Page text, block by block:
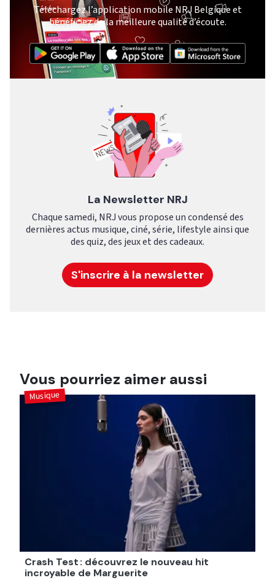
Téléchargez l’application mobile NRJ Belgique et
bénéficiez de la meilleure qualité d’écoute.
La Newsletter NRJ
Chaque samedi, NRJ vous propose un condensé des
dernières actus musique, ciné, série, lifestyle ainsi que
des quiz, des jeux et des cadeaux.
S'inscrire à la newsletter
Vous pourriez aimer aussi
Crash Test : découvrez le nouveau hit
incroyable de Marguerite
Musique